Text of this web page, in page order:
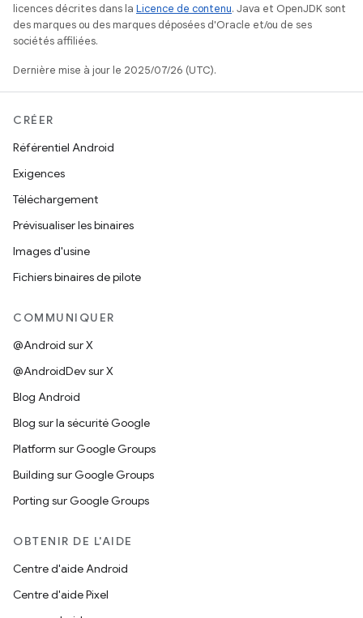
licences décrites dans la Licence de contenu. Java et OpenJDK sont
des marques ou des marques déposées d'Oracle et/ou de ses
sociétés affiliées.
Dernière mise à jour le 2025/07/26 (UTC).
CRÉER
Référentiel Android
Exigences
Téléchargement
Prévisualiser les binaires
Images d'usine
Fichiers binaires de pilote
COMMUNIQUER
@Android sur X
@AndroidDev sur X
Blog Android
Blog sur la sécurité Google
Platform sur Google Groups
Building sur Google Groups
Porting sur Google Groups
OBTENIR DE L'AIDE
Centre d'aide Android
Centre d'aide Pixel